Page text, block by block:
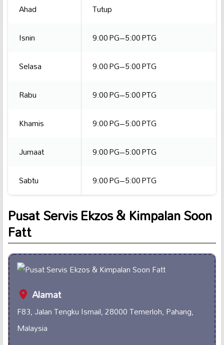
Ahad
Tutup
Isnin
9:00 PG–5:00 PTG
Selasa
9:00 PG–5:00 PTG
Rabu
9:00 PG–5:00 PTG
Khamis
9:00 PG–5:00 PTG
Jumaat
9:00 PG–5:00 PTG
Sabtu
9:00 PG–5:00 PTG
Pusat Servis Ekzos & Kimpalan Soon
Fatt
Alamat
F83, Jalan Tengku Ismail, 28000 Temerloh, Pahang,
Malaysia